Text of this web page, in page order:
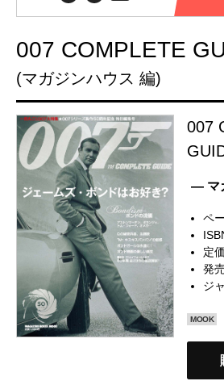
007 COMPLETE
(マガジンハウス 編)
007
— マ
ペ
定
発
ジ
MOOK